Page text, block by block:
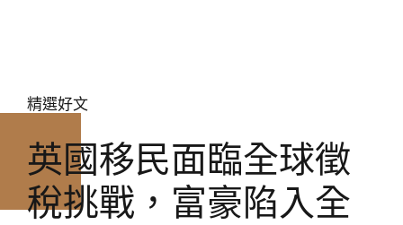
精選好文
英國移民面臨全球徵
稅挑戰，富豪陷入全